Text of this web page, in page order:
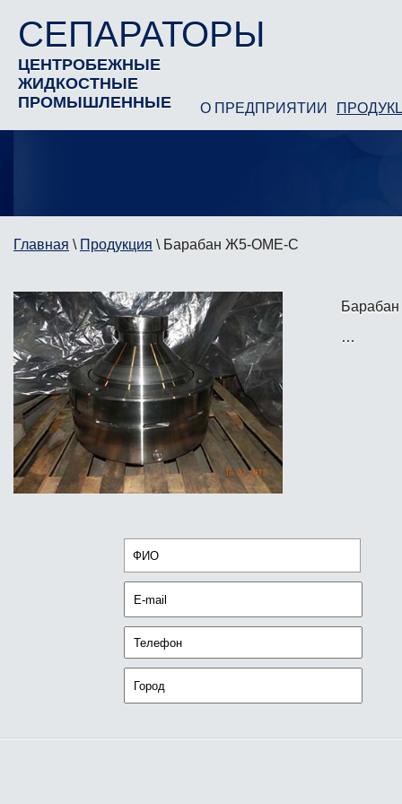
СЕПАРАТОРЫ
ЦЕНТРОБЕЖНЫЕ
ЖИДКОСТНЫЕ
ПРОМЫШЛЕННЫЕ
О ПРЕДПРИЯТИИ
Главная \ Продукция \ Барабан Ж5-ОМЕ-С
…